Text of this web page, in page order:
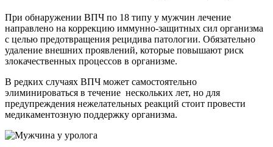
При обнаружении ВПЧ по 18 типу у мужчин лечение
направлено на коррекцию иммунно-защитных сил организма
с целью предотвращения рецидива патологии. Обязательно
удаление внешних проявлений, которые повышают риск
злокачественных процессов в организме.
В редких случаях ВПЧ может самостоятельно
элиминироваться в течение нескольких лет, но для
предупреждения нежелательных реакций стоит провести
медикаментозную поддержку организма.